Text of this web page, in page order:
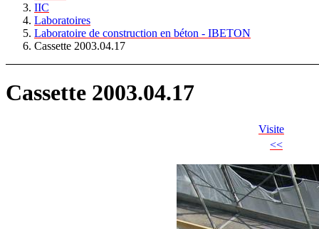
IIC
Laboratoires
Laboratoire de construction en béton - IBETON
Cassette 2003.04.17
Cassette 2003.04.17
Visite
<<